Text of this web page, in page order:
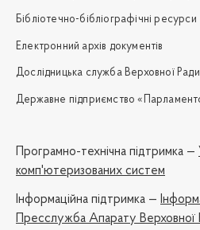
Бібліотечно-бібліографічні ресурси
Електронний архів документів
Дослідницька служба Верховної Ради
Державне підприємство
Програмно-технічна підтримка —
комп'ютеризованих систем
Iнформаційна підтримка —
Пресслужба Апарату Верховної